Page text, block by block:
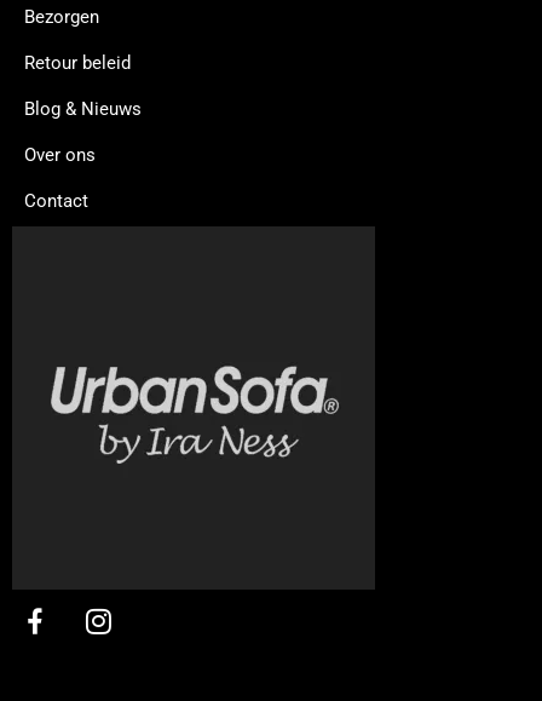
Bezorgen
Retour beleid
Blog & Nieuws
Over ons
Contact